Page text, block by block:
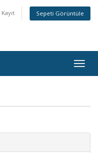
Kayıt Sepeti Görüntüle